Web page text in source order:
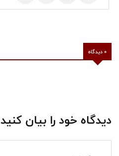
0 دیدگاه
دیدگاه خود را بیان کنید